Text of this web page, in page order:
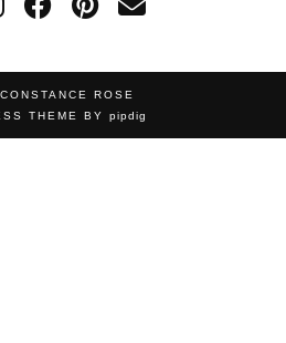
CONSTANCE ROSE
THEME BY pipdig